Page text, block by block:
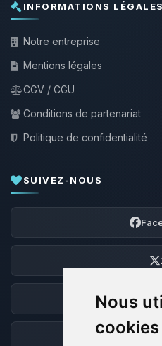
Nous
cookies
INFORMATIONS LÉGALES
Notre entreprise
Mentions légales
CGV / CGU
Conditions de partenariat
Politique de confidentialité
SUIVEZ-NOUS